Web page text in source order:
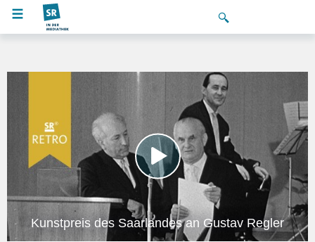
Kunstpreis des Saarlandes an Gustav Regler